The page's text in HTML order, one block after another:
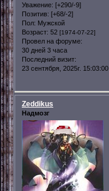
Уважение: [+290/-9]
Позитив: [+68/-2]
Пол: Мужской
Возраст: 52 [1974-07-22]
Провел на форуме:
30 дней 3 часа
Последний визит:
23 сентября, 2025г. 15:03:00
Zeddikus
Надмозг